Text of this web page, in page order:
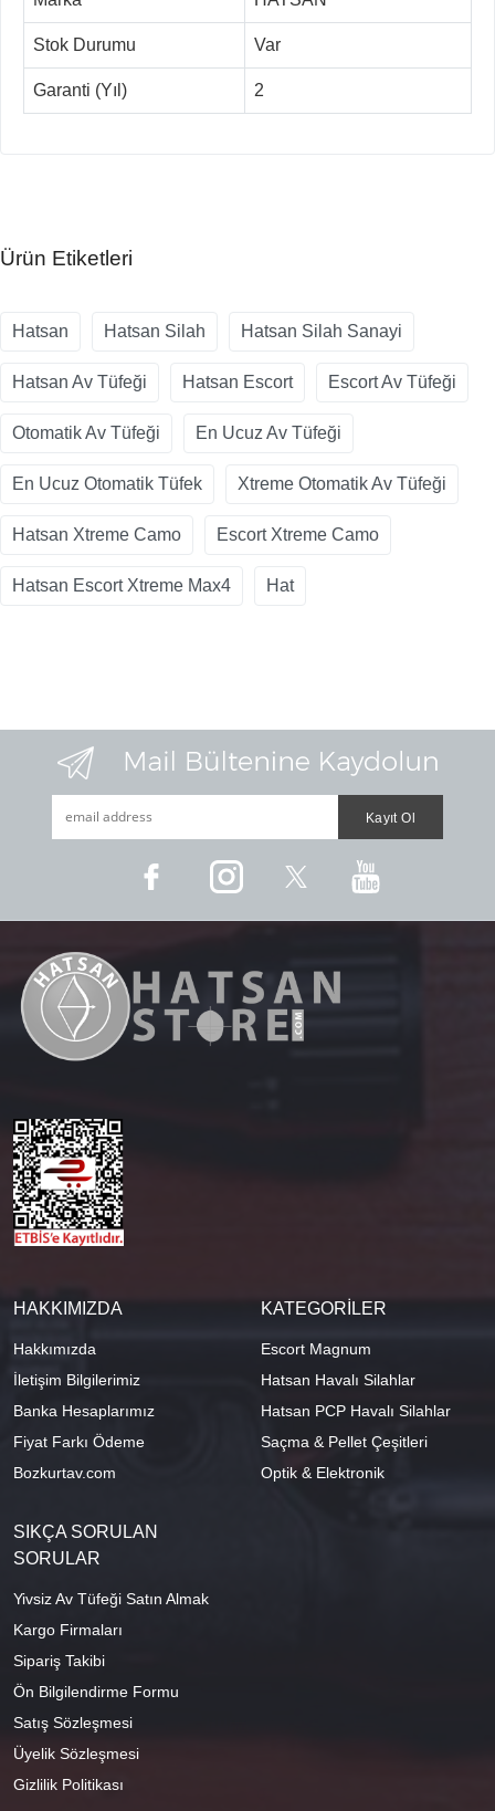
Stok Durumu Var
Garanti (Yıl) 2
Ürün Etiketleri
Hatsan Hatsan Silah Hatsan Silah Sanayi
Hatsan Av Tüfeği Hatsan Escort Escort Av Tüfeği
Otomatik Av Tüfeği En Ucuz Av Tüfeği
En Ucuz Otomatik Tüfek Xtreme Otomatik Av Tüfeği
Hatsan Xtreme Camo Escort Xtreme Camo
Hatsan Escort Xtreme Max4 Hat
HAKKIMIZDA
Hakkımızda
İletişim Bilgilerimiz
Banka Hesaplarımız
Fiyat Farkı Ödeme
Bozkurtav.com
KATEGORİLER
Escort Magnum
Hatsan Havalı Silahlar
Hatsan PCP Havalı Silahlar
Saçma & Pellet Çeşitleri
Optik & Elektronik
SIKÇA SORULAN
SORULAR
Yivsiz Av Tüfeği Satın Almak
Kargo Firmaları
Sipariş Takibi
Ön Bilgilendirme Formu
Satış Sözleşmesi
Üyelik Sözleşmesi
Gizlilik Politikası